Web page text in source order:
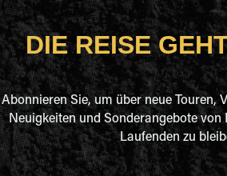
DIE REISE
Abonnieren Sie, um über neue Touren,
Neuigkeiten und Sonderangebote von
Laufenden zu